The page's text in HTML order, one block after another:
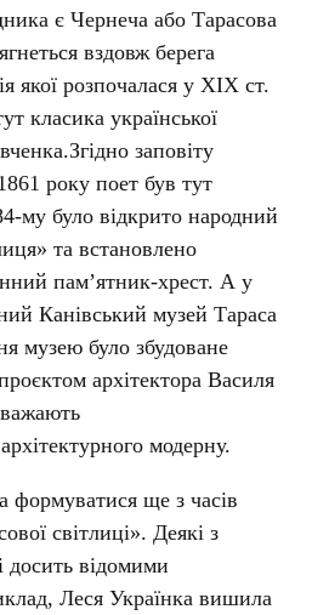
є Чернеча або Тарасова
вздовж берега
якої розпочалася у XIX ст.
класика української
заповіту
року поет був тут
му було відкрито народний
та встановлено
пам’ятник-хрест. А у
Канівський музей Тараса
музею було збудоване
архітектора Василя
модерну.
формуватися ще з часів
світлиці». Деякі з
досить відомими
Леся Українка вишила